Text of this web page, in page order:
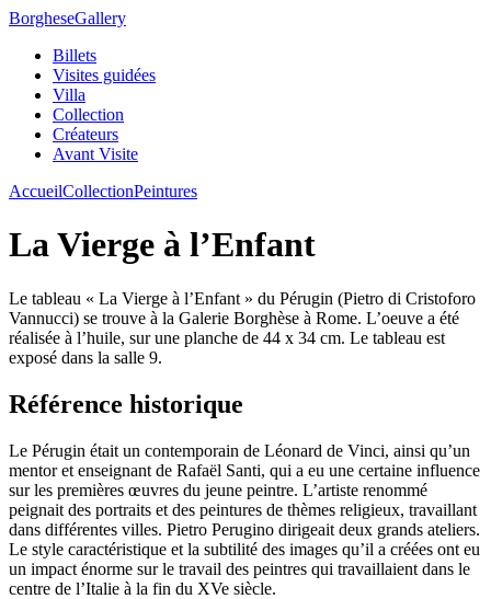
BorgheseGallery
Billets
Visites guidées
Villa
Collection
Créateurs
Avant Visite
AccueilCollectionPeintures
La Vierge à l’Enfant
Le tableau « La Vierge à l’Enfant » du Pérugin (Pietro di Cristoforo
Vannucci) se trouve à la Galerie Borghèse à Rome. L’oeuve a été
réalisée à l’huile, sur une planche de 44 x 34 cm. Le tableau est
exposé dans la salle 9.
Référence historique
Le Pérugin était un contemporain de Léonard de Vinci, ainsi qu’un
mentor et enseignant de Rafaël Santi, qui a eu une certaine influence
sur les premières œuvres du jeune peintre. L’artiste renommé
peignait des portraits et des peintures de thèmes religieux, travaillant
dans différentes villes. Pietro Perugino dirigeait deux grands ateliers.
Le style caractéristique et la subtilité des images qu’il a créées ont eu
un impact énorme sur le travail des peintres qui travaillaient dans le
centre de l’Italie à la fin du XVe siècle.